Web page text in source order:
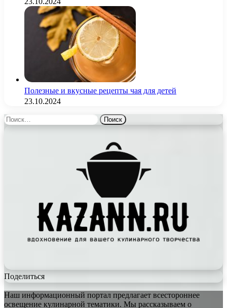
Полезные и вкусные рецепты чая для детей
23.10.2024
Найти:
Поделиться
Наш информационный портал предлагает всестороннее
освещение кулинарной тематики. Мы рассказываем о